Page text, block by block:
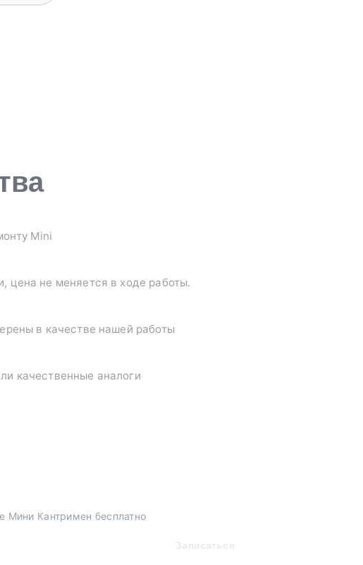
Mini
цена не меняется в ходе работы.
в качестве нашей работы
качественные аналоги
Мини Кантримен бесплатно
Записаться